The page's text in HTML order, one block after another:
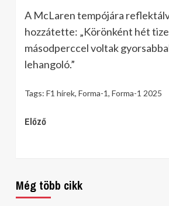
A McLaren tempójára
hozzátette: „Körönként hét
másodperccel voltak
lehangoló.”
Tags: F1 hírek, Forma-1, Forma-1 2025
Continue
Előző
Még több cikk